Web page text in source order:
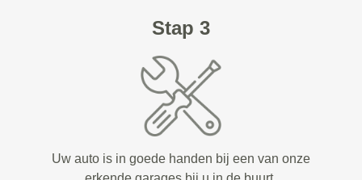
Stap 3
Uw auto is in goede handen bij een van onze